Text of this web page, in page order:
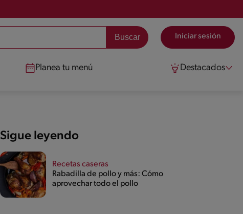
Iniciar sesión
Planea tu menú Destacados
Sigue leyendo
Recetas caseras
Rabadilla de pollo y más: Cómo
aprovechar todo el pollo